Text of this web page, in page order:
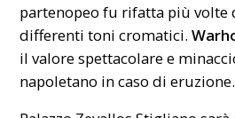
partenopeo fu rifatta più volte
differenti toni cromatici.
il valore spettacolare e
napoletano in caso di eruzione.